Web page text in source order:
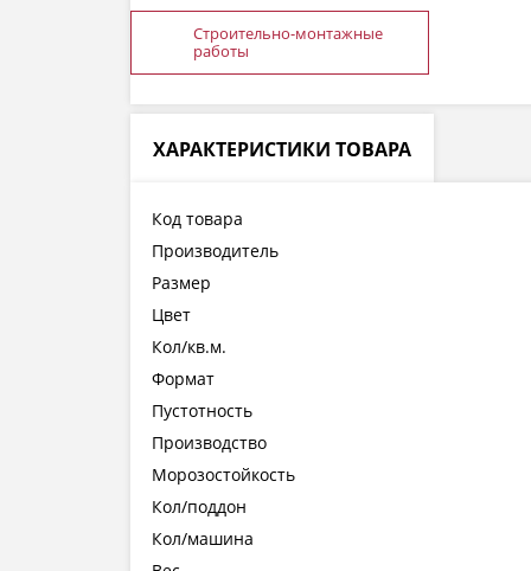
Строительно-монтажные
работы
ХАРАКТЕРИСТИКИ ТОВАРА
Код товара
Производитель
Размер
Цвет
Кол/кв.м.
Формат
Пустотность
Производство
Морозостойкость
Кол/поддон
Кол/машина